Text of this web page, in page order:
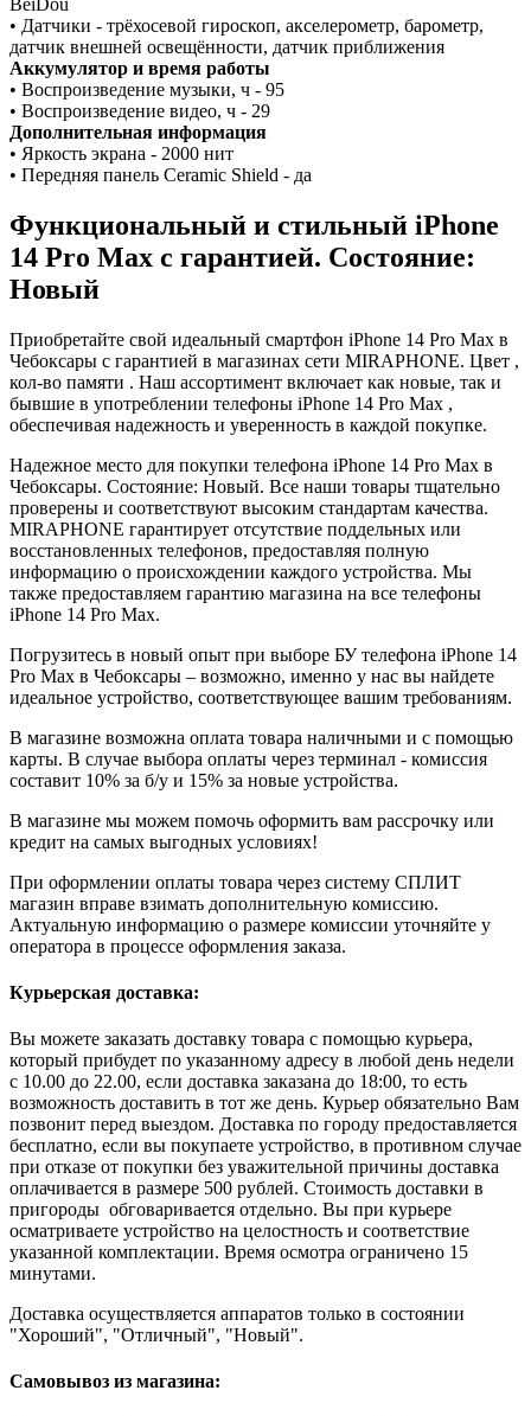
• Датчики - трёхосевой гироскоп, акселерометр, барометр,
датчик внешней освещённости, датчик приближения
Аккумулятор и время работы
• Воспроизведение музыки, ч - 95
• Воспроизведение видео, ч - 29
Дополнительная информация
• Яркость экрана - 2000 нит
• Передняя панель Ceramic Shield - да
Функциональный и стильный iPhone
14 Pro Max с гарантией. Состояние:
Новый
Приобретайте свой идеальный смартфон iPhone 14 Pro Max в
Чебоксары с гарантией в магазинах сети MIRAPHONE. Цвет ,
кол-во памяти . Наш ассортимент включает как новые, так и
бывшие в употреблении телефоны iPhone 14 Pro Max ,
обеспечивая надежность и уверенность в каждой покупке.
Надежное место для покупки телефона iPhone 14 Pro Max в
Чебоксары. Состояние: Новый. Все наши товары тщательно
проверены и соответствуют высоким стандартам качества.
MIRAPHONE гарантирует отсутствие поддельных или
восстановленных телефонов, предоставляя полную
информацию о происхождении каждого устройства. Мы
также предоставляем гарантию магазина на все телефоны
iPhone 14 Pro Max.
Погрузитесь в новый опыт при выборе БУ телефона iPhone 14
Pro Max в Чебоксары – возможно, именно у нас вы найдете
идеальное устройство, соответствующее вашим требованиям.
В магазине возможна оплата товара наличными и с помощью
карты. В случае выбора оплаты через терминал - комиссия
составит 10% за б/у и 15% за новые устройства.
В магазине мы можем помочь оформить вам рассрочку или
кредит на самых выгодных условиях!
При оформлении оплаты товара через систему СПЛИТ
магазин вправе взимать дополнительную комиссию.
Актуальную информацию о размере комиссии уточняйте у
оператора в процессе оформления заказа.
Курьерская доставка:
Вы можете заказать доставку товара с помощью курьера,
который прибудет по указанному адресу в любой день недели
с 10.00 до 22.00, если доставка заказана до 18:00, то есть
возможность доставить в тот же день. Курьер обязательно Вам
позвонит перед выездом. Доставка по городу предоставляется
бесплатно, если вы покупаете устройство, в противном случае
при отказе от покупки без уважительной причины доставка
оплачивается в размере 500 рублей. Стоимость доставки в
пригороды обговаривается отдельно. Вы при курьере
осматриваете устройство на целостность и соответствие
указанной комплектации. Время осмотра ограничено 15
минутами.
Доставка осуществляется аппаратов только в состоянии
"Хороший", "Отличный", "Новый".
Самовывоз из магазина: